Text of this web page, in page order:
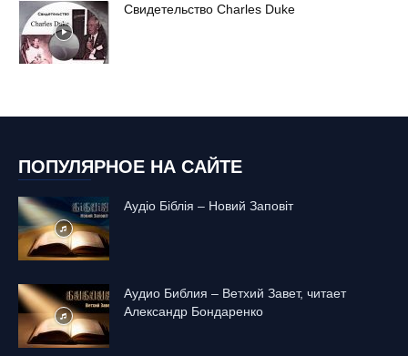
Свидетельство Charles Duke
ПОПУЛЯРНОЕ НА САЙТЕ
Аудіо Біблія – Новий Заповіт
Аудио Библия – Ветхий Завет, читает
Александр Бондаренко